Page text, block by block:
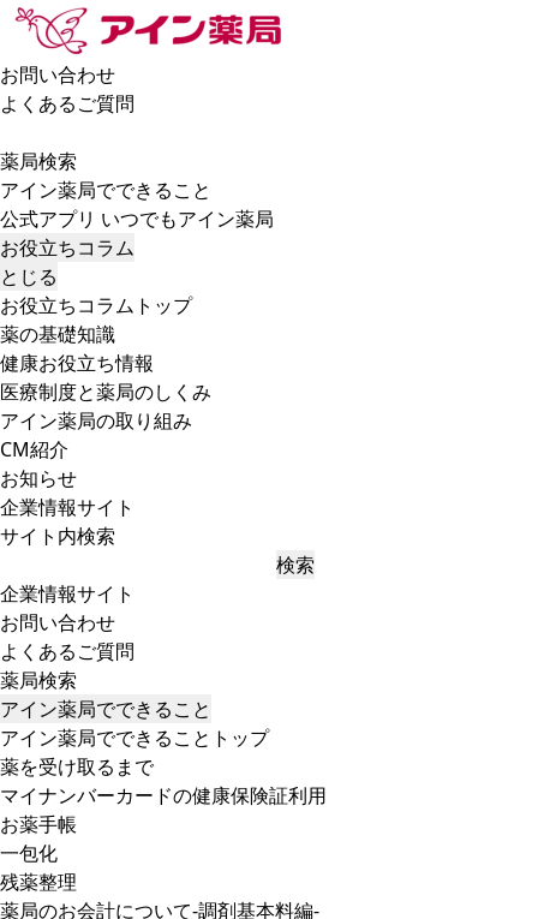
お問い合わせ
よくあるご質問
薬局検索
アイン薬局でできること
公式アプリ いつでもアイン薬局
お役立ちコラム
とじる
お役立ちコラムトップ
薬の基礎知識
健康お役立ち情報
医療制度と薬局のしくみ
アイン薬局の取り組み
CM紹介
お知らせ
企業情報サイト
サイト内検索
検索
企業情報サイト
お問い合わせ
よくあるご質問
薬局検索
アイン薬局でできること
アイン薬局でできることトップ
薬を受け取るまで
マイナンバーカードの健康保険証利用
お薬手帳
一包化
残薬整理
薬局のお会計について-調剤基本料編-